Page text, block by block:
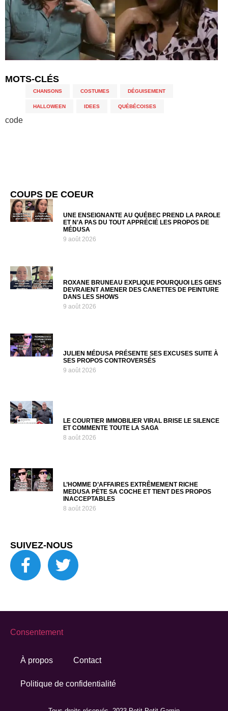
MOTS-CLÉS
CHANSONS COSTUMES DÉGUISEMENT
HALLOWEEN IDEES QUÉBÉCOISES
code
COUPS DE COEUR
UNE ENSEIGNANTE AU QUÉBEC PREND LA PAROLE
ET N’A PAS DU TOUT APPRÉCIÉ LES PROPOS DE
MÉDUSA
9 août 2026
ROXANE BRUNEAU EXPLIQUE POURQUOI LES GENS
DEVRAIENT AMENER DES CANETTES DE PEINTURE
DANS LES SHOWS
9 août 2026
JULIEN MÉDUSA PRÉSENTE SES EXCUSES SUITE À
SES PROPOS CONTROVERSÉS
9 août 2026
LE COURTIER IMMOBILIER VIRAL BRISE LE SILENCE
ET COMMENTE TOUTE LA SAGA
8 août 2026
L’HOMME D’AFFAIRES EXTRÊMEMENT RICHE
MEDUSA PÈTE SA COCHE ET TIENT DES PROPOS
INACCEPTABLES
8 août 2026
SUIVEZ-NOUS
À propos Contact
Politique de confidentialité
Consentement